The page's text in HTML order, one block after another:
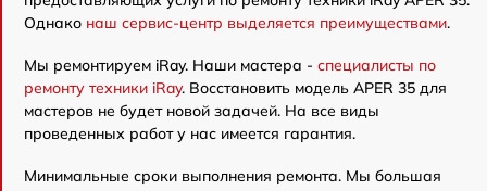
Однако наш сервис-центр выделяется преимуществами.
Мы ремонтируем iRay. Наши мастера - специалисты по
ремонту техники iRay. Восстановить модель APER 35 для
мастеров не будет новой задачей. На все виды
проведенных работ у нас имеется гарантия.
Минимальные сроки выполнения ремонта. Мы большая